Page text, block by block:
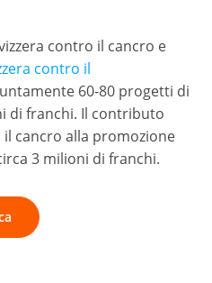
contro il cancro e
contro il
60-80 progetti di
di franchi. Il contributo
il cancro alla promozione
3 milioni di franchi.